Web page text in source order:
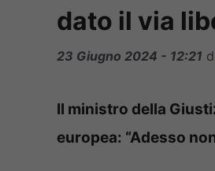
dato il via
23 Giugno 2024 - 12:21
Il ministro della
europea: “Adesso